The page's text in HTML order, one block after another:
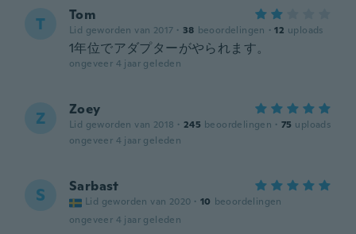
T Tom
Lid geworden van 2017 · 38 beoordelingen · 12 uploads
1年位でアダプターがやられます。
ongeveer 4 jaar geleden
Z Zoey
Lid geworden van 2018 · 245 beoordelingen · 75 uploads
ongeveer 4 jaar geleden
S Sarbast
Lid geworden van 2020 · 10 beoordelingen
ongeveer 4 jaar geleden